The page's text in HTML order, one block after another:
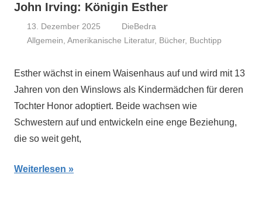
John Irving: Königin Esther
13. Dezember 2025
DieBedra
Allgemein ,Amerikanische Literatur, Bücher, Buchtipp
Esther wächst in einem Waisenhaus auf und wird mit 13
Jahren von den Winslows als Kindermädchen für deren
Tochter Honor adoptiert. Beide wachsen wie
Schwestern auf und entwickeln eine enge Beziehung,
die so weit geht,
Weiterlesen